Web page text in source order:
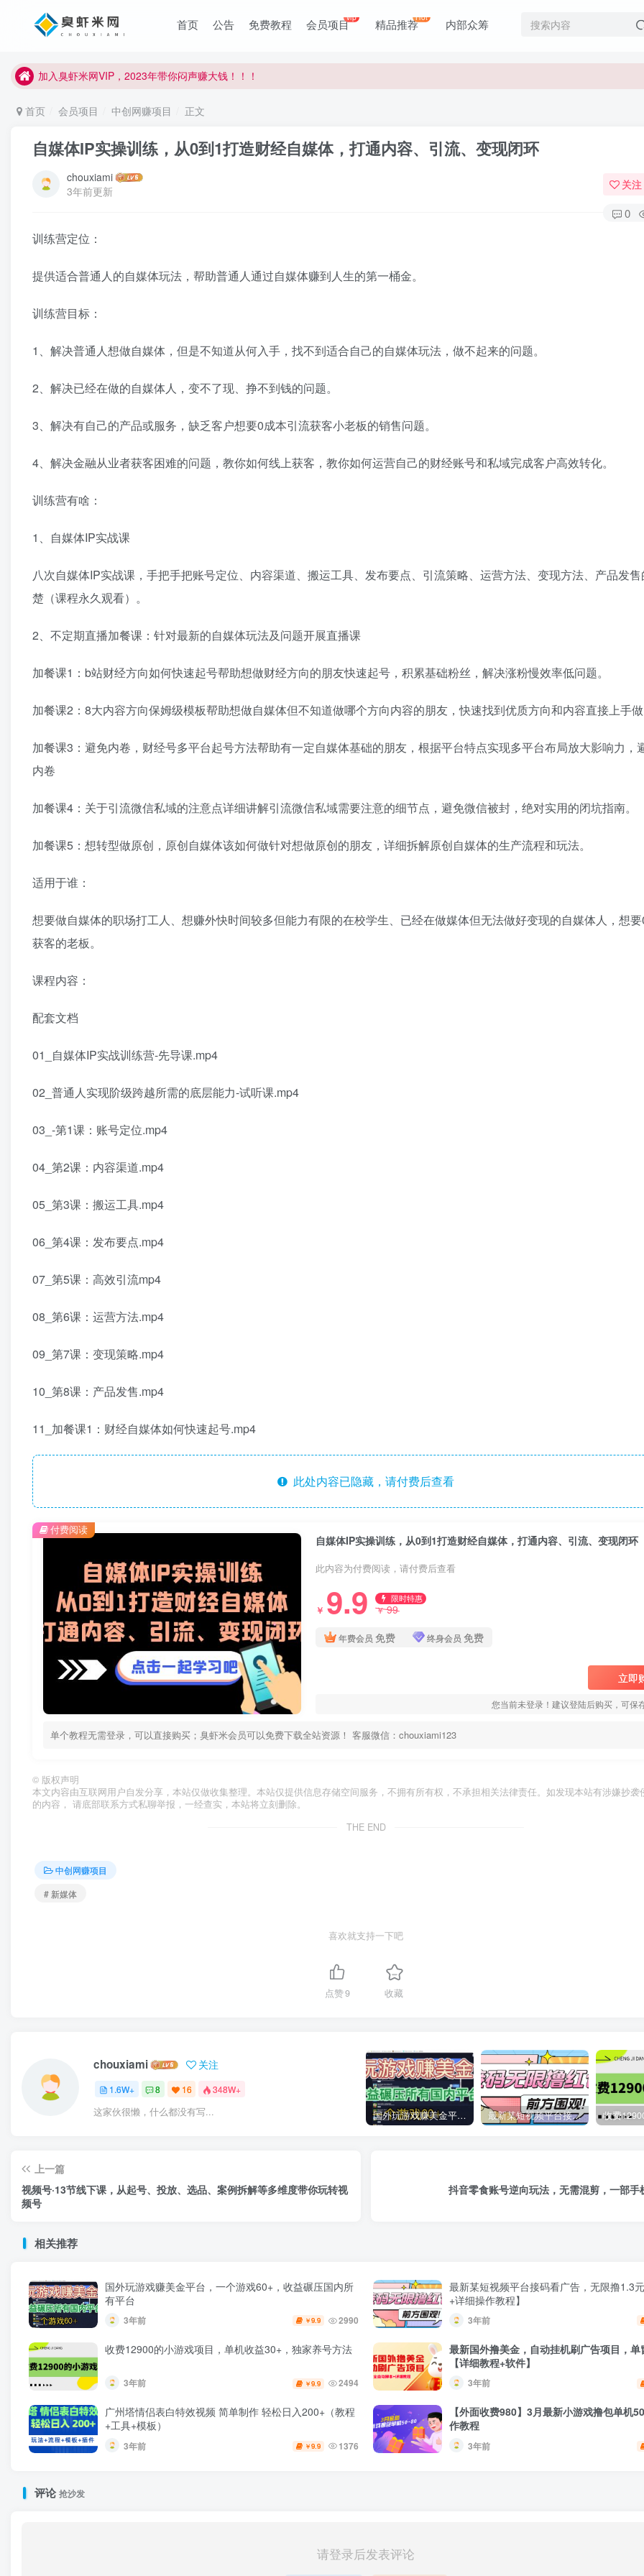
首页 公告 免费教程 会员项目vip 精品推荐Hot 内部众筹
加入臭虾米网VIP，2023年带你闷声赚大钱！！！
加入臭虾米网VIP，2023年带你闷声赚大钱！！！
首页 会员项目 中创网赚项目 正文
自媒体IP实操训练，从0到1打造财经自媒体，打通内容、引流、变现闭环
chouxiami
3年前更新
关注
0
训练营定位：
提供适合普通人的自媒体玩法，帮助普通人通过自媒体赚到人生的第一桶金。
训练营目标：
1、解决普通人想做自媒体，但是不知道从何入手，找不到适合自己的自媒体玩法，做不起来的问题。
2、解决已经在做的自媒体人，变不了现、挣不到钱的问题。
3、解决有自己的产品或服务，缺乏客户想要0成本引流获客小老板的销售问题。
4、解决金融从业者获客困难的问题，教你如何线上获客，教你如何运营自己的财经账号和私域完成客户高效转化。
训练营有啥：
1、自媒体IP实战课
八次自媒体IP实战课，手把手把账号定位、内容渠道、搬运工具、发布要点、引流策略、运营方法、变现方法、产品发
楚（课程永久观看）。
2、不定期直播加餐课：针对最新的自媒体玩法及问题开展直播课
加餐课1：b站财经方向如何快速起号帮助想做财经方向的朋友快速起号，积累基础粉丝，解决涨粉慢效率低问题。
加餐课2：8大内容方向保姆级模板帮助想做自媒体但不知道做哪个方向内容的朋友，快速找到优质方向和内容直接上手做
加餐课3：避免内卷，财经号多平台起号方法帮助有一定自媒体基础的朋友，根据平台特点实现多平台布局放大影响力，
内卷
加餐课4：关于引流微信私域的注意点详细讲解引流微信私域需要注意的细节点，避免微信被封，绝对实用的闭坑指南。
加餐课5：想转型做原创，原创自媒体该如何做针对想做原创的朋友，详细拆解原创自媒体的生产流程和玩法。
适用于谁：
想要做自媒体的职场打工人、想赚外快时间较多但能力有限的在校学生、已经在做媒体但无法做好变现的自媒体人，想
获客的老板。
课程内容：
配套文档
01_自媒体IP实战训练营-先导课.mp4
02_普通人实现阶级跨越所需的底层能力-试听课.mp4
03_-第1课：账号定位.mp4
04_第2课：内容渠道.mp4
05_第3课：搬运工具.mp4
06_第4课：发布要点.mp4
07_第5课：高效引流mp4
08_第6课：运营方法.mp4
09_第7课：变现策略.mp4
10_第8课：产品发售.mp4
11_加餐课1：财经自媒体如何快速起号.mp4
此处内容已隐藏，请付费后查看
自媒体IP实操训练，从0到1打造财经自媒体，打通内容、引流、变现闭环
此内容为付费阅读，请付费后查看
￥ 9.9 限时特惠
￥99
年费会员 免费 终身会员 免费
立即
您当前未登录！建议登陆后购买，可保
单个教程无需登录，可以直接购买；臭虾米会员可以免费下载全站资源！ 客服微信：chouxiami123
付费阅读
© 版权声明
本文内容由互联网用户自发分享，本站仅做收集整理。本站仅提供信息存储空间服务，不拥有所有权，不承担相关法律责任。如发现本站有涉嫌抄袭
的内容， 请底部联系方式私聊举报，一经查实，本站将立刻删除。
THE END
中创网赚项目
# 新媒体
喜欢就支持一下吧
点赞9 收藏
chouxiami 关注
1.6W+ 8 16 348W+
这家伙很懒，什么都没有写... 国外玩游戏赚美金平台，一个游戏60+，收益碾压国内所有平台 最新某短视频平台接码看广告，无限撸1.3元项目【软件+详细操作教程】
上一篇
视频号·13节线下课，从起号、投放、选品、案例拆解等多维度带你玩转视
频号
抖音零食账号逆向玩法，无需混剪，一部手
相关推荐
国外玩游戏赚美金平台，一个游戏60+，收益碾压国内所
有平台
3年前 ￥9.9 2990
最新某短视频平台接码看广告，无限撸1.3
+详细操作教程】
3年前
收费12900的小游戏项目，单机收益30+，独家养号方法
3年前 ￥9.9 2494
最新国外撸美金，自动挂机刷广告项目，
【详细教程+软件】
3年前
广州塔情侣表白特效视频 简单制作 轻松日入200+（教程
+工具+模板）
3年前 ￥9.9 1376
【外面收费980】3月最新小游戏撸包单机
作教程
3年前
评论抢沙发
请登录后发表评论